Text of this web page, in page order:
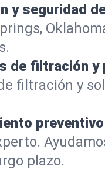
y seguridad
de filtración y
filtración y
plazo.